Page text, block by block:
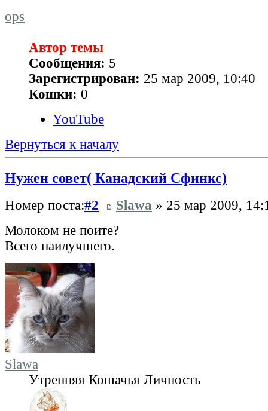
ops
Автор темы
Сообщения: 5
Зарегистрирован: 25 мар 2009, 10:40
Кошки: 0
YouTube
Вернуться к началу
Нужен совет( Канадский Сфинкс)
Номер поста:#2 Slawa » 25 мар 2009,
Молоком не поите?
Всего наилучшего.
Slawa
Утренняя Кошачья Личность